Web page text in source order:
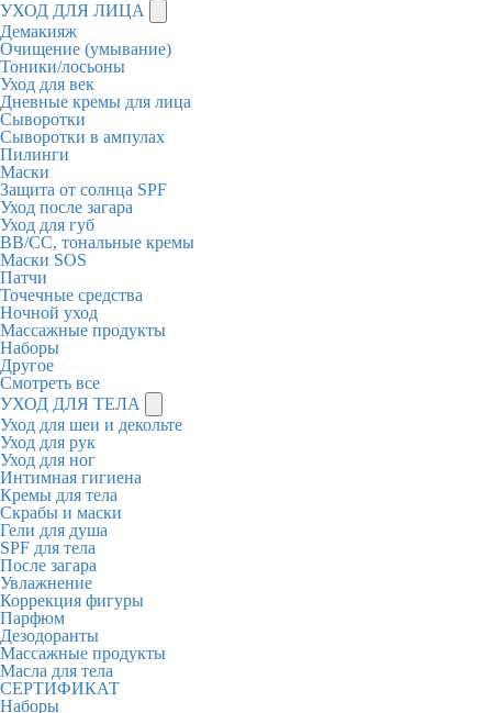
УХОД ДЛЯ ЛИЦА
Демакияж
Очищение (умывание)
Тоники/лосьоны
Уход для век
Дневные кремы для лица
Сыворотки
Сыворотки в ампулах
Пилинги
Маски
Защита от солнца SPF
Уход после загара
Уход для губ
BB/CC, тональные кремы
Маски SOS
Патчи
Точечные средства
Ночной уход
Массажные продукты
Наборы
Другое
Смотреть все
УХОД ДЛЯ ТЕЛА
Уход для шеи и декольте
Уход для рук
Уход для ног
Интимная гигиена
Кремы для тела
Скрабы и маски
Гели для душа
SPF для тела
После загара
Увлажнение
Коррекция фигуры
Парфюм
Дезодоранты
Массажные продукты
Масла для тела
СЕРТИФИКАТ
Наборы